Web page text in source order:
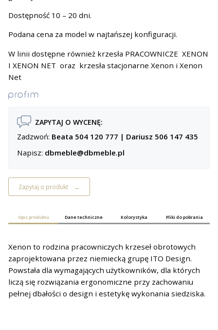
Dostępność 10 – 20 dni.
Podana cena za model w najtańszej konfiguracji.
W linii dostępne również krzesła PRACOWNICZE XENON
I XENON NET oraz krzesła stacjonarne Xenon i Xenon
Net
ZAPYTAJ O WYCENĘ:
Zadzwoń: Beata 504 120 777 | Dariusz 506 147 435
Napisz: dbmeble@dbmeble.pl
Zapytaj o produkt
Opis produktu Dane techniczne Kolorystyka Pliki do pobrania
Xenon to rodzina pracowniczych krzeseł obrotowych
zaprojektowana przez niemiecką grupę ITO Design.
Powstała dla wymagających użytkowników, dla których
liczą się rozwiązania ergonomiczne przy zachowaniu
pełnej dbałości o design i estetykę wykonania siedziska.